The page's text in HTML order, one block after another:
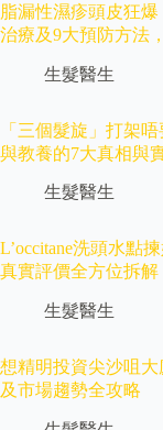
脂漏性濕疹頭皮狂
治療及9大預防方法
生髮醫生
「三個髮旋」打架
與教養的7大真相與
生髮醫生
L’occitane洗頭水點
真實評價全方位拆解
生髮醫生
想精明投資尖沙咀
及市場趨勢全攻略